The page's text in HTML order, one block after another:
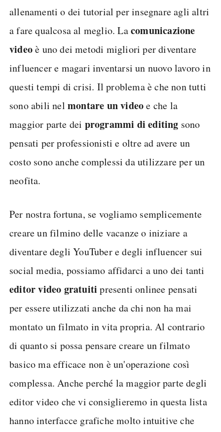
allenamenti o dei tutorial per insegnare agli altri
a fare qualcosa al meglio. Lacomunicazione
videoè uno dei metodi migliori per diventare
influencer e magari inventarsi un nuovo lavoro in
questi tempi di crisi. Il problema è che non tutti
sono abili nel montare un videoe che la
maggior parte dei programmi di editing sono
pensati per professionisti e oltre ad avere un
costo sono anche complessi da utilizzare per un
neofita.
Per nostra fortuna, se vogliamo semplicemente
creare un filmino delle vacanze o iniziare a
diventare degli YouTuber e degli influencer sui
social media, possiamo affidarci a uno dei tanti
editor video gratuitipresenti onlinee pensati
per essere utilizzati anche da chi non ha mai
montato un filmato in vita propria. Al contrario
di quanto si possa pensare creare un filmato
basico ma efficace non è un'operazione così
complessa. Anche perché la maggior parte degli
editor video che vi consiglieremo in questa lista
hanno interfacce grafiche molto intuitive che